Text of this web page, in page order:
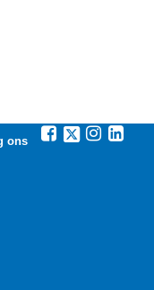
ons